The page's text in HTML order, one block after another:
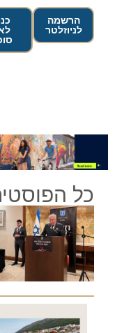
הרשמה
לניוזלטר
כל